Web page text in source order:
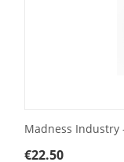
Madness Industry
€22.50